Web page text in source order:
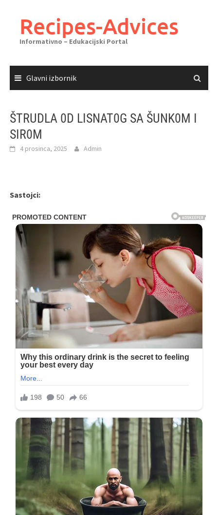
sadržajaRecipes-Advices
Informativno – Edukacijski Portal
Glavni izbornik
ŠTRUDLA 0D LISNAT0G SA ŠUNK0M I
SIR0M
4 prosinca, 2025 Admin
Sastojci: